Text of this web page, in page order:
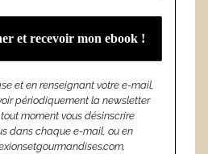
et en renseignant votre e-mail,
périodiquement la newsletter
moment vous désinscrire
dans chaque e-mail, ou en